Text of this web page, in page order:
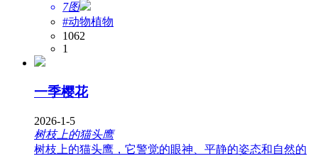
7图
#动物植物
1062
1
一季樱花
2026-1-5
树枝上的猫头鹰
树枝上的猫头鹰，它警觉的眼神、平静的姿态和自然的